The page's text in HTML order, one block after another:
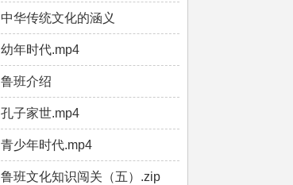
中华传统文化的涵义
幼年时代.mp4
鲁班介绍
孔子家世.mp4
青少年时代.mp4
鲁班文化知识闯关（五）.zip